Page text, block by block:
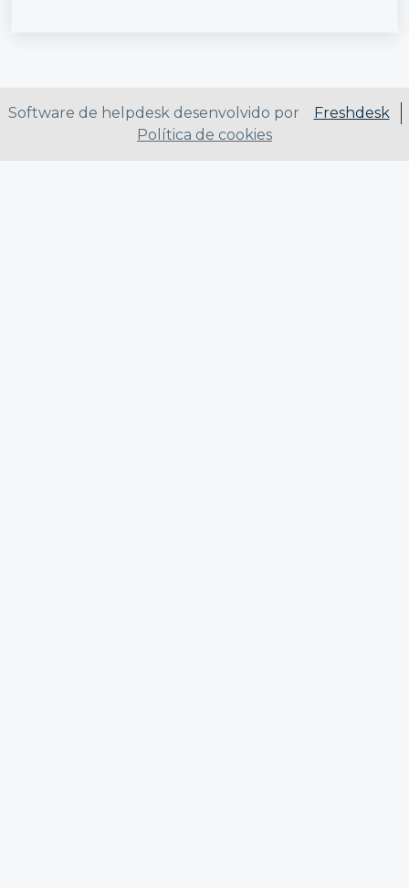
Software de helpdesk desenvolvido por
Freshdesk
Política de cookies